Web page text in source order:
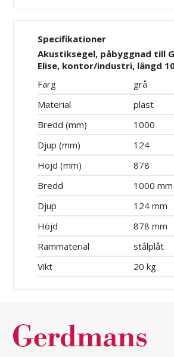
Specifikationer
Akustiksegel, påbyggnad till
Elise, kontor/industri, längd
Färg
grå
Material
plast
Bredd (mm)
1000
Djup (mm)
124
Höjd (mm)
878
Bredd
1000 mm
Djup
124 mm
Höjd
878 mm
Rammaterial
stålplåt
Vikt
20 kg